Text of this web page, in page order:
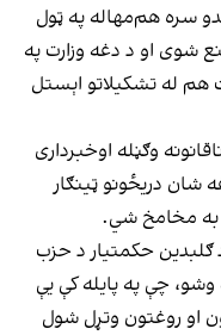
سره هم‌مهاله په ټول
شوی او د دغه وزارت په
هم له تشكيلاتو اېستل
وګڼله اوخبرداری
شان دریځونو ټینګار
به مخامخ شي.
ګلبدین حکمتیار د حزب
وشو، چې په پایله کې یې
او روغتون وتړل شول